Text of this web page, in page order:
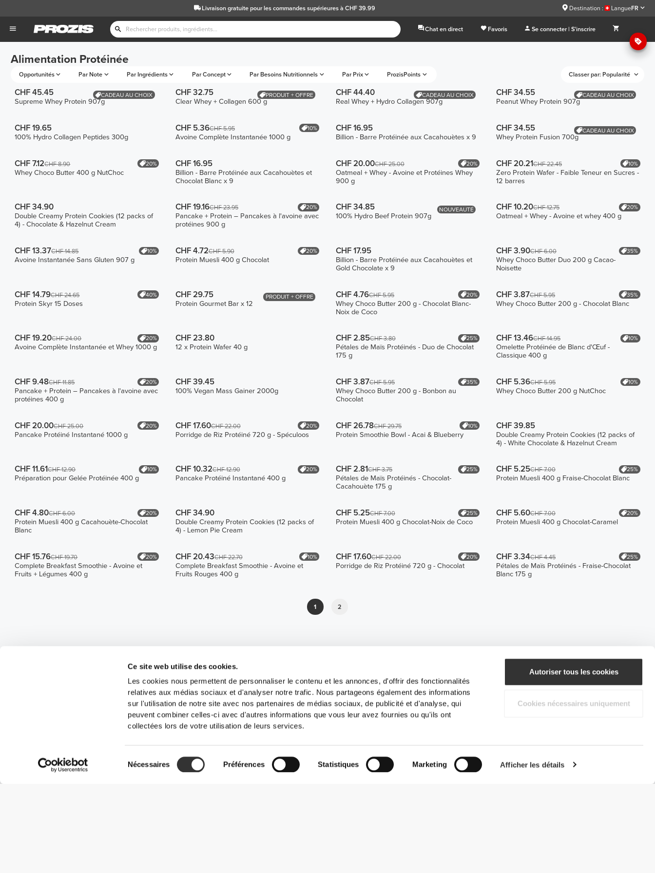
Ce site web utilise des cookies.
Les cookies nous permettent de personnaliser le contenu et les annonces, d'offrir des fonctionnalités
relatives aux médias sociaux et d'analyser notre trafic. Nous partageons également des informations
sur l'utilisation de notre site avec nos partenaires de médias sociaux, de publicité et d'analyse, qui
peuvent combiner celles-ci avec d'autres informations que vous leur avez fournies ou qu'ils ont
collectées lors de votre utilisation de leurs services.
du
Nécessaires Préférences Statistiques Marketing Afficher les détails
Autoriser tous les cookies
Cookies nécessaires uniquement
Livraison gratuitepour les commandes supérieures à CHF 39.99 Destination : LangueFR
Chat en direct Favoris Se connecter | S'inscrire
Alimentation Protéinée
Opportunités Par Note Par Ingrédients Par Concept Par Besoins Nutritionnels Par Prix ProzisPoints Classer par: Popularité
CADEAU AU CHOIX
CHF 45.45
Supreme Whey Protein 907g
PRODUIT + OFFRE
CHF 32.75
Clear Whey + Collagen 600 g
CADEAU AU CHOIX
CHF 44.40
Real Whey + Hydro Collagen 907g
CADEAU AU CHOIX
CHF 34.55
Peanut Whey Protein 907g
CHF 19.65
100% Hydro Collagen Peptides 300g
CHF 5.36CHF 5.95 10%
Avoine Complète Instantanée 1000 g
CHF 16.95
Billion - Barre Protéinée aux Cacahouètes x 9
CADEAU AU CHOIX
CHF 34.55
Whey Protein Fusion 700g
CHF 7.12CHF 8.90 20%
Whey Choco Butter 400 g NutChoc
CHF 16.95
Billion - Barre Protéinée aux Cacahouètes et
Chocolat Blanc x 9
CHF 20.00CHF 25.00 20%
Oatmeal + Whey - Avoine et Protéines Whey
900 g
CHF 20.21CHF 22.45 10%
Zero Protein Wafer - Faible Teneur en Sucres -
12 barres
CHF 34.90
Double Creamy Protein Cookies (12 packs of
4) - Chocolate & Hazelnut Cream
CHF 19.16CHF 23.95 20%
Pancake + Protein – Pancakes à l'avoine avec
protéines 900 g
NOUVEAUTÉ
CHF 34.85
100% Hydro Beef Protein 907g
CHF 10.20CHF 12.75 20%
Oatmeal + Whey - Avoine et whey 400 g
CHF 13.37CHF 14.85 10%
Avoine Instantanée Sans Gluten 907 g
CHF 4.72CHF 5.90 20%
Protein Muesli 400 g Chocolat
CHF 17.95
Billion - Barre Protéinée aux Cacahouètes et
Gold Chocolate x 9
CHF 3.90CHF 6.00 35%
Whey Choco Butter Duo 200 g Cacao-
Noisette
CHF 14.79CHF 24.65 40%
Protein Skyr 15 Doses
PRODUIT + OFFRE
CHF 29.75
Protein Gourmet Bar x 12
CHF 4.76CHF 5.95 20%
Whey Choco Butter 200 g - Chocolat Blanc-
Noix de Coco
CHF 3.87CHF 5.95 35%
Whey Choco Butter 200 g - Chocolat Blanc
CHF 19.20CHF 24.00 20%
Avoine Complète Instantanée et Whey 1000 g
CHF 23.80
12 x Protein Wafer 40 g
CHF 2.85CHF 3.80 25%
Pétales de Maïs Protéinés - Duo de Chocolat
175 g
CHF 13.46CHF 14.95 10%
Omelette Protéinée de Blanc d'Œuf -
Classique 400 g
CHF 9.48CHF 11.85 20%
Pancake + Protein – Pancakes à l'avoine avec
protéines 400 g
CHF 39.45
100% Vegan Mass Gainer 2000g
CHF 3.87CHF 5.95 35%
Whey Choco Butter 200 g - Bonbon au
Chocolat
CHF 5.36CHF 5.95 10%
Whey Choco Butter 200 g NutChoc
CHF 20.00CHF 25.00 20%
Pancake Protéiné Instantané 1000 g
CHF 17.60CHF 22.00 20%
Porridge de Riz Protéiné 720 g - Spéculoos
CHF 26.78CHF 29.75 10%
Protein Smoothie Bowl - Acai & Blueberry
CHF 39.85
Double Creamy Protein Cookies (12 packs of
4) - White Chocolate & Hazelnut Cream
CHF 11.61CHF 12.90 10%
Préparation pour Gelée Protéinée 400 g
CHF 10.32CHF 12.90 20%
Pancake Protéiné Instantané 400 g
CHF 2.81CHF 3.75 25%
Pétales de Maïs Protéinés - Chocolat-
Cacahouète 175 g
CHF 5.25CHF 7.00 25%
Protein Muesli 400 g Fraise-Chocolat Blanc
CHF 4.80CHF 6.00 20%
Protein Muesli 400 g Cacahouète-Chocolat
Blanc
CHF 34.90
Double Creamy Protein Cookies (12 packs of
4) - Lemon Pie Cream
CHF 5.25CHF 7.00 25%
Protein Muesli 400 g Chocolat-Noix de Coco
CHF 5.60CHF 7.00 20%
Protein Muesli 400 g Chocolat-Caramel
CHF 15.76CHF 19.70 20%
Complete Breakfast Smoothie - Avoine et
Fruits + Légumes 400 g
CHF 20.43CHF 22.70 10%
Complete Breakfast Smoothie - Avoine et
Fruits Rouges 400 g
CHF 17.60CHF 22.00 20%
Porridge de Riz Protéiné 720 g - Chocolat
CHF 3.34CHF 4.45 25%
Pétales de Maïs Protéinés - Fraise-Chocolat
Blanc 175 g
1 2